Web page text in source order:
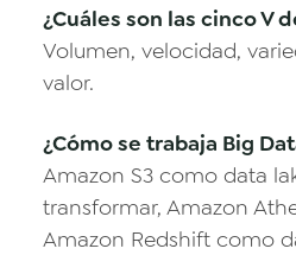
¿Cuáles son las cinco V
Volumen, velocidad,
valor.
¿Cómo se trabaja Big
Amazon S3 como data
transformar, Amazon
Amazon Redshift como